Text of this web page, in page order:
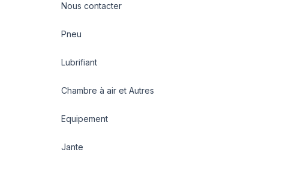
Nous contacter
Pneu
Lubrifiant
Chambre à air et Autres
Equipement
Jante